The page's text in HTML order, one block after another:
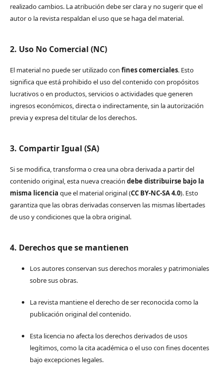
realizado cambios. La atribución debe ser clara y no sugerir que el
autor o la revista respaldan el uso que se haga del material.
2. Uso No Comercial (NC)
El material no puede ser utilizado con fines comerciales. Esto
significa que está prohibido el uso del contenido con propósitos
lucrativos o en productos, servicios o actividades que generen
ingresos económicos, directa o indirectamente, sin la autorización
previa y expresa del titular de los derechos.
3. Compartir Igual (SA)
Si se modifica, transforma o crea una obra derivada a partir del
contenido original, esta nueva creación debe distribuirse bajo la
misma licencia que el material original (CC BY-NC-SA 4.0). Esto
garantiza que las obras derivadas conserven las mismas libertades
de uso y condiciones que la obra original.
4. Derechos que se mantienen
Los autores conservan sus derechos morales y patrimoniales
sobre sus obras.
La revista mantiene el derecho de ser reconocida como la
publicación original del contenido.
Esta licencia no afecta los derechos derivados de usos
legítimos, como la cita académica o el uso con fines docentes
bajo excepciones legales.